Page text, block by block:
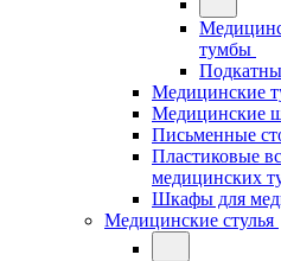
тумбы
Медицинские
Медицинские
Письменные
Пластиковые
медицинских
Шкафы для
Медицинские стулья